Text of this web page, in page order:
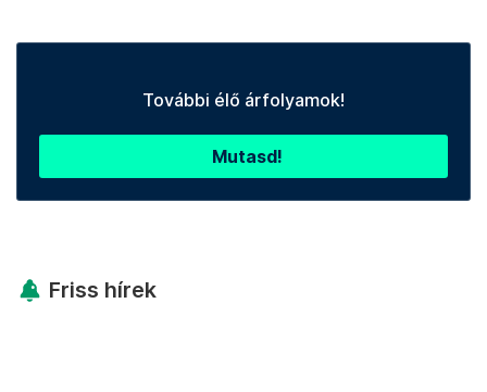
További élő árfolyamok!
Mutasd!
Friss hírek